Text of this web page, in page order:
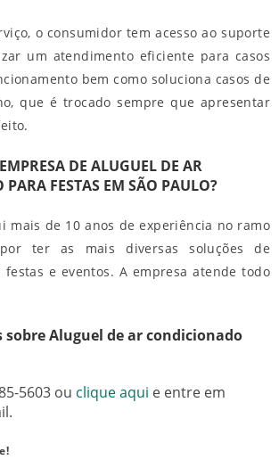
o consumidor tem acesso ao suporte
um atendimento eficiente para casos
bem como soluciona casos de
que é trocado sempre que apresentar
DE ALUGUEL DE AR
FESTAS EM SÃO PAULO?
mais de 10 anos de experiência no ramo
ter as mais diversas soluções de
festas e eventos. A empresa atende todo
sobre Aluguel de ar condicionado
5603 ou clique aqui e entre em